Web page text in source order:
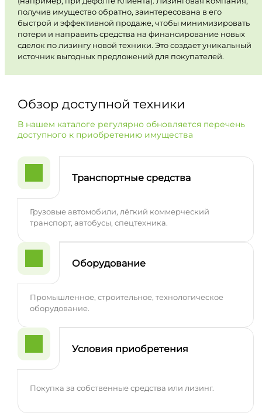
получив имущество обратно, заинтересована в его
быстрой и эффективной продаже, чтобы минимизировать
потери и направить средства на финансирование новых
сделок по лизингу новой техники. Это создает уникальный
источник выгодных предложений для покупателей.
Обзор доступной техники
В нашем каталоге регулярно обновляется перечень
доступного к приобретению имущества
Транспортные средства
Грузовые автомобили, лёгкий коммерческий
транспорт, автобусы, спецтехника.
Оборудование
Промышленное, строительное, технологическое
оборудование.
Условия приобретения
Покупка за собственные средства или лизинг.